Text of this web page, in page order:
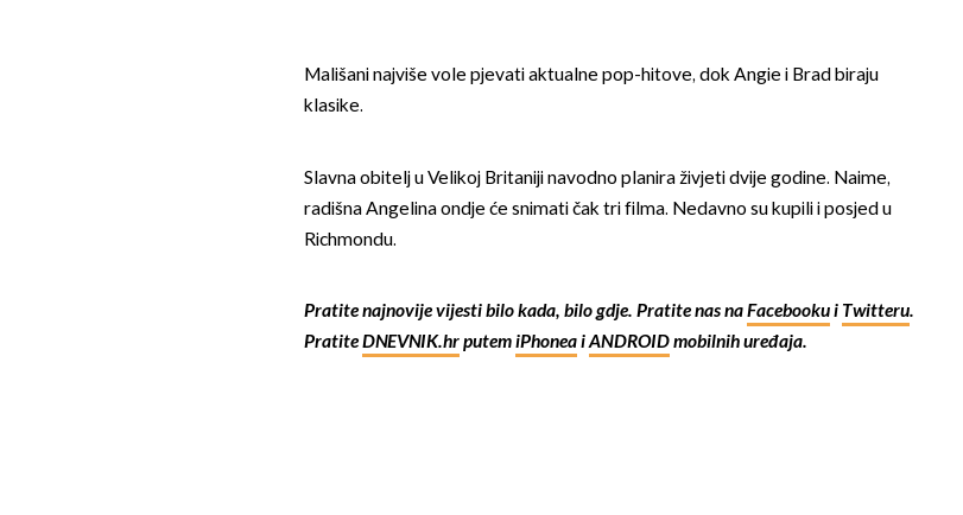
Mališani najviše vole pjevati aktualne pop-hitove, dok Angie i Brad biraju
klasike.
Slavna obitelj u Velikoj Britaniji navodno planira živjeti dvije godine. Naime,
radišna Angelina ondje će snimati čak tri filma. Nedavno su kupili i posjed u
Richmondu.
Pratite najnovije vijesti bilo kada, bilo gdje. Pratite nas naFacebookui Twitteru.
PratiteDNEVNIK.hrputemiPhoneaiANDROIDmobilnih uređaja.